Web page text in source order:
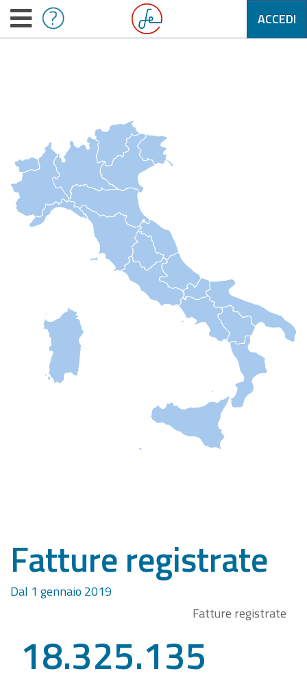
ACCEDI
Fatture registrate
Dal 1 gennaio 2019
Fatture registrate
18.325.135